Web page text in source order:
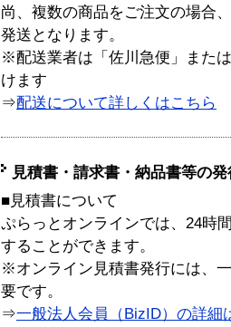
尚、複数の商品をご注文の場合
発送となります。
※配送業者は「佐川急便」また
けます
⇒配送について詳しくはこちら
見積書・請求書・納品書等の
■見積書について
ぷらっとオンラインでは、24時
することができます。
※オンライン見積書発行には、
要です。
⇒一般法人会員（BizID）の詳細